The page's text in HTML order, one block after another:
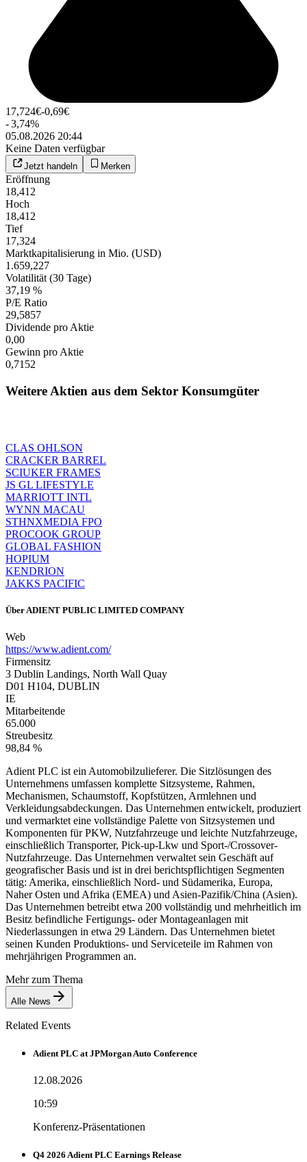
17,724€-0,69€
-3,74%
05.08.2026 20:44
Keine Daten verfügbar
Jetzt handeln Merken
Eröffnung
18,412
Hoch
18,412
Tief
17,324
Marktkapitalisierung in Mio. (USD)
1.659,227
Volatilität (30 Tage)
37,19 %
P/E Ratio
29,5857
Dividende pro Aktie
0,00
Gewinn pro Aktie
0,7152
Weitere Aktien aus dem Sektor Konsumgüter
CLAS OHLSON
CRACKER BARREL
SCIUKER FRAMES
JS GL LIFESTYLE
MARRIOTT INTL
WYNN MACAU
STHNXMEDIA FPO
PROCOOK GROUP
GLOBAL FASHION
HOPIUM
KENDRION
JAKKS PACIFIC
Über ADIENT PUBLIC LIMITED COMPANY
Web
https://www.adient.com/
Firmensitz
3 Dublin Landings, North Wall Quay
D01 H104, DUBLIN
IE
Mitarbeitende
65.000
Streubesitz
98,84 %
Adient PLC ist ein Automobilzulieferer. Die Sitzlösungen des
Unternehmens umfassen komplette Sitzsysteme, Rahmen,
Mechanismen, Schaumstoff, Kopfstützen, Armlehnen und
Verkleidungsabdeckungen. Das Unternehmen entwickelt, produziert
und vermarktet eine vollständige Palette von Sitzsystemen und
Komponenten für PKW, Nutzfahrzeuge und leichte Nutzfahrzeuge,
einschließlich Transporter, Pick-up-Lkw und Sport-/Crossover-
Nutzfahrzeuge. Das Unternehmen verwaltet sein Geschäft auf
geografischer Basis und ist in drei berichtspflichtigen Segmenten
tätig: Amerika, einschließlich Nord- und Südamerika, Europa,
Naher Osten und Afrika (EMEA) und Asien-Pazifik/China (Asien).
Das Unternehmen betreibt etwa 200 vollständig und mehrheitlich im
Besitz befindliche Fertigungs- oder Montageanlagen mit
Niederlassungen in etwa 29 Ländern. Das Unternehmen bietet
seinen Kunden Produktions- und Serviceteile im Rahmen von
mehrjährigen Programmen an.
Mehr zum Thema
Alle News
Related Events
Adient PLC at JPMorgan Auto Conference
12.08.2026
10:59
Konferenz-Präsentationen
Q4 2026 Adient PLC Earnings Release